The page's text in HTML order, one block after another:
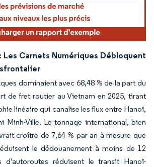
Les Carnets Numériques Débloquent
dominaient avec 68,48 % de la part du
de fret routier au Vietnam en 2025, tirant
linéaire qui canalise les flux entre Hanoï,
Minh-Ville. Le tonnage international, bien
croître de 7,64 % par an à mesure que
le dédouanement à moins de 12
d'autoroutes réduisent le transit Hanoï-